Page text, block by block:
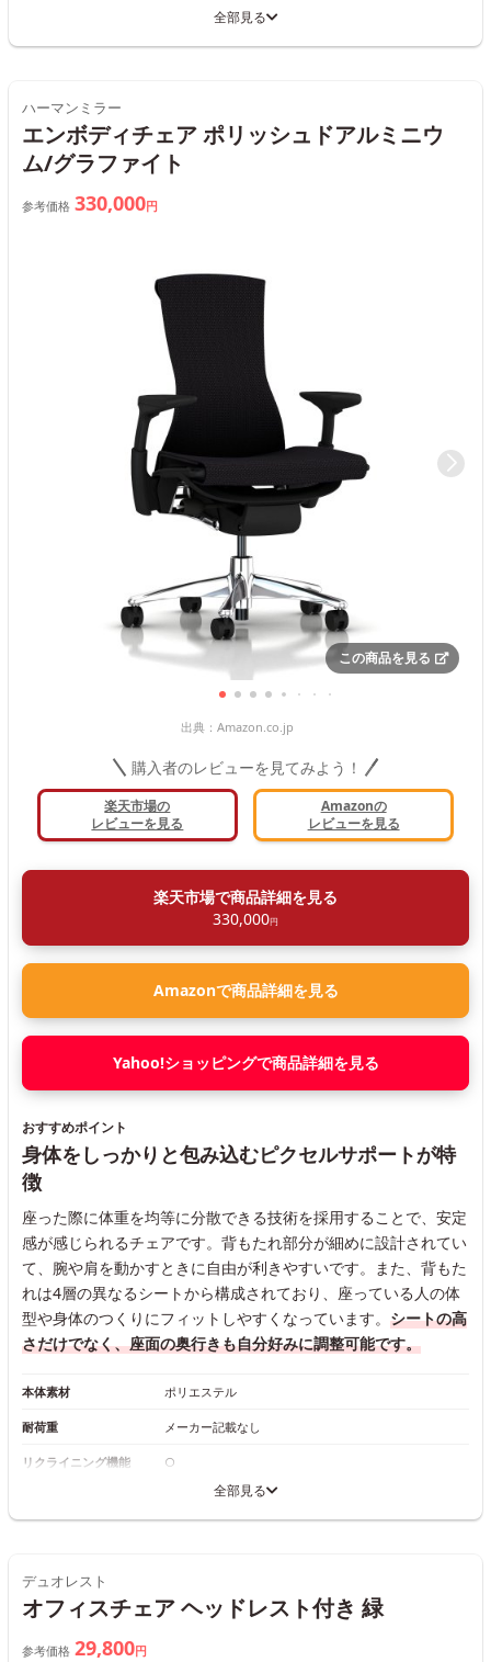
全部見る
ハーマンミラー
エンボディチェア ポリッシュドアルミニウ
ム/グラファイト
参考価格 330,000円
この商品を見る
出典： Amazon.co.jp
購入者のレビューを見てみよう！
楽天市場の
レビューを見る
Amazonの
レビューを見る
楽天市場で商品詳細を見る
330,000円
Amazonで商品詳細を見る
Yahoo!ショッピングで商品詳細を見る
おすすめポイント
身体をしっかりと包み込むピクセルサポートが特
徴
座った際に体重を均等に分散できる技術を採用することで、安定
感が感じられるチェアです。背もたれ部分が細めに設計されてい
て、腕や肩を動かすときに自由が利きやすいです。また、背もた
れは4層の異なるシートから構成されており、座っている人の体
型や身体のつくりにフィットしやすくなっています。 シートの高
さだけでなく、座面の奥行きも自分好みに調整可能です。
本体素材 ポリエステル
耐荷重 メーカー記載なし
リクライニング機能 ○
全部見る
デュオレスト
オフィスチェア ヘッドレスト付き 緑
参考価格 29,800円